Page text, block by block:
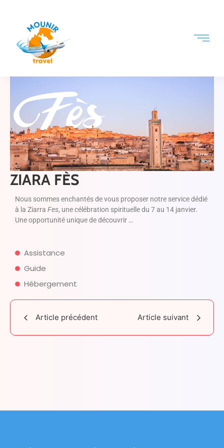
ZIARA FÈS
Nous sommes enchantés de vous proposer notre service dédié
à la Ziarra Fes, une célébration spirituelle du 7 au 14 janvier.
Une opportunité unique de découvrir …
Assistance
Guide
Hébergement
Article précédent Article suivant